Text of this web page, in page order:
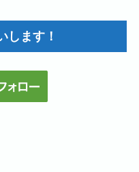
します！